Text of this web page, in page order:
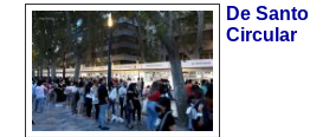
De
Circular